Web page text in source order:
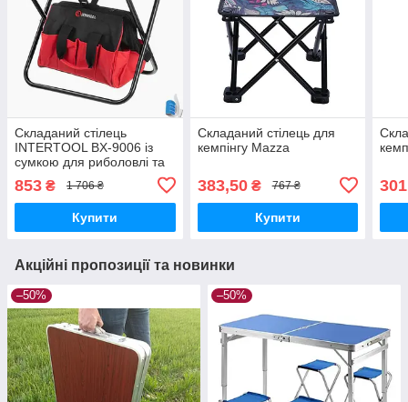
Складаний стілець
INTERTOOL BX-9006 із
сумкою для риболовлі та
дачі, вантажність до 90 кг
853 ₴ 1 706 ₴
Купити
Складаний стілець для
кемпінгу Mazza
383,50₴ 767 ₴
Купити
301
Акційні пропозиції та новинки
–50% –50%